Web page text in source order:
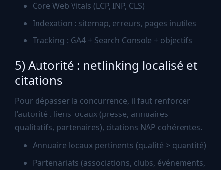
Core Web Vitals (LCP, INP, CLS)
Indexation : sitemap, erreurs, pages inutiles
Tracking : GA4 + Search Console + objectifs
5) Autorité : netlinking localisé et
citations
Pour dépasser la concurrence, il faut renforcer
l’autorité : liens locaux (presse, annuaires
qualitatifs, partenaires), citations NAP cohérentes.
Annuaire locaux pertinents (qualité > quantité)
Partenariats (associations, clubs, événements,